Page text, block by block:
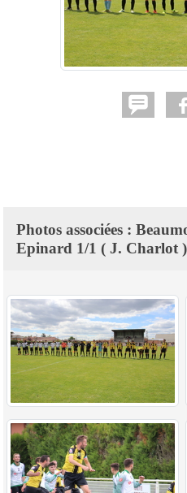
Photos associées :
Epinard 1/1 ( J. Charlot )